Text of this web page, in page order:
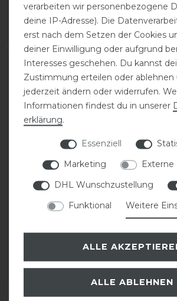
0.075 Liter | 132,00 € / Liter
ARTIKEL MERKEN
0.75
CAVALLO Care Creme
9,90 € *
| 132,00 € / Liter
ARTIKEL MERKEN
43,80 €
2 Liter |
verarbeiten wir personenbezogene
deine IP-Adresse). Die
erst nach dem Setzen der Cookies
deiner Einwilligung oder aufgrund
Interesses geschehen. Du kannst
Zustimmung erteilen oder ablehnen
jederzeit ändern oder widerrufen.
Informationen findest du in unserer
erklärung.
Essenziell
Marketing
Externe
DHL Wunschzustellung
Funktional
Weitere
ALLE
ALLE ABLEHNEN